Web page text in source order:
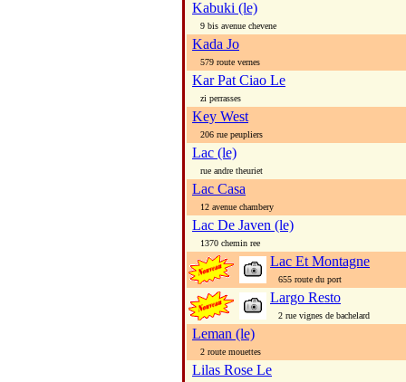
Kabuki (le)
9 bis avenue chevene
Kada Jo
579 route vernes
Kar Pat Ciao Le
zi perrasses
Key West
206 rue peupliers
Lac (le)
rue andre theuriet
Lac Casa
12 avenue chambery
Lac De Javen (le)
1370 chemin ree
Lac Et Montagne
655 route du port
Largo Resto
2 rue vignes de bachelard
Leman (le)
2 route mouettes
Lilas Rose Le